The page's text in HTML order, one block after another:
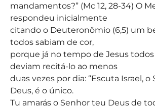
mandamentos?” (Mc 12, 28-34) O
respondeu inicialmente
citando o Deuteronômio (6,5) um
todos sabiam de cor,
porque já no tempo de Jesus
deviam recitá-lo ao menos
duas vezes por dia: “Escuta Israel, o
Deus, é o único.
Tu amarás o Senhor teu Deus de